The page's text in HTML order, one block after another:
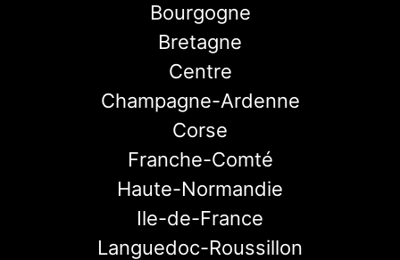
Bourgogne
Bretagne
Centre
Champagne-Ardenne
Corse
Franche-Comté
Haute-Normandie
Ile-de-France
Languedoc-Roussillon